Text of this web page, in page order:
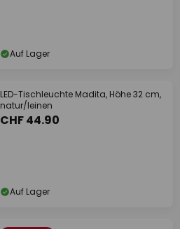
Auf Lager
LED-Tischleuchte Madita, Höhe 32 cm,
natur/leinen
CHF 44.90
Auf Lager